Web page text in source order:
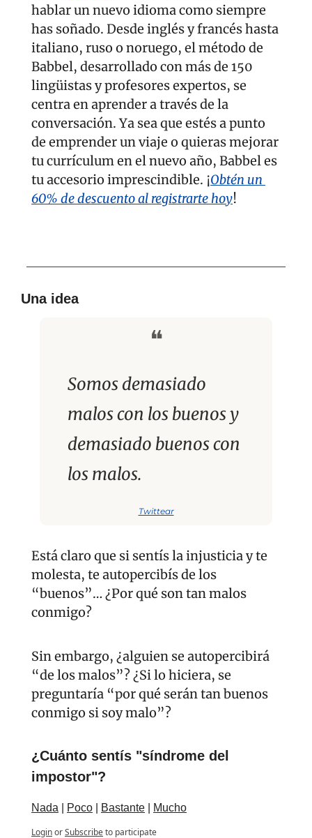
hablar un nuevo idioma como siempre
has soñado. Desde inglés y francés hasta
italiano, ruso o noruego, el método de
Babbel, desarrollado con más de 150
lingüistas y profesores expertos, se
centra en aprender a través de la
conversación. Ya sea que estés a punto
de emprender un viaje o quieras mejorar
tu currículum en el nuevo año, Babbel es
tu accesorio imprescindible. ¡Obtén un
60% de descuento al registrarte hoy!
Una idea
❝
Somos demasiado
malos con los buenos y
demasiado buenos con
los malos.
Twittear
Está claro que si sentís la injusticia y te
molesta, te autopercibís de los
“buenos”… ¿Por qué son tan malos
conmigo?
Sin embargo, ¿alguien se autopercibirá
“de los malos”? ¿Si lo hiciera, se
preguntaría “por qué serán tan buenos
conmigo si soy malo”?
¿Cuánto sentís "síndrome del
impostor"?
Nada Poco Bastante Mucho
LoginorSubscribeto participate